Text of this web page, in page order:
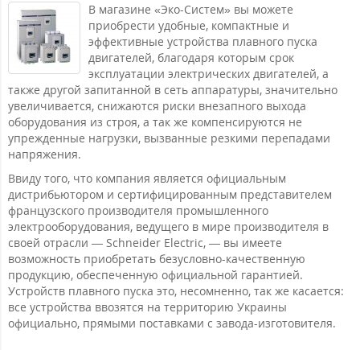
В магазине «Эко-Систем» вы можете
приобрести удобные, компактные и
эффективные устройства плавного пуска
двигателей, благодаря которым срок
эксплуатации электрических двигателей, а
также другой запитанной в сеть аппаратуры, значительно
увеличивается, снижаются риски внезапного выхода
оборудования из строя, а так же компенсируются не
упрежденные нагрузки, вызванные резкими перепадами
напряжения.
Ввиду того, что компания является официальным
дистрибьютором и сертифицированным представителем
французского производителя промышленного
электрооборудования, ведущего в мире производителя в
своей отрасли — Schneider Electric, — вы имеете
возможность приобретать безусловно-качественную
продукцию, обеспеченную официальной гарантией.
Устройств плавного пуска это, несомненно, так же касается:
все устройства ввозятся на территорию Украины
официально, прямыми поставками с завода-изготовителя.